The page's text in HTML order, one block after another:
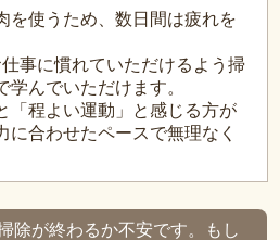
を使うため、数日間は疲れを
事に慣れていただけるよう掃
学んでいただけます。
「程よい運動」と感じる方が
に合わせたペースで無理なく
除が終わるか不安です。もし